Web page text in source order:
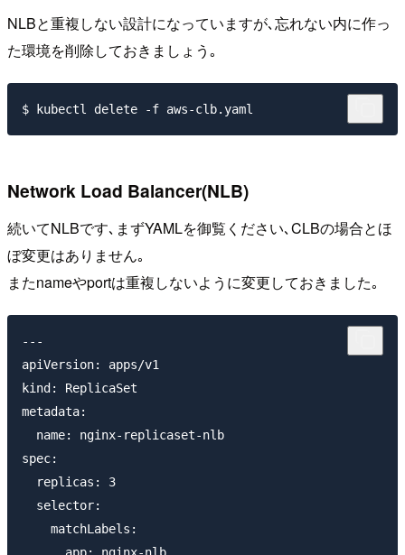
NLBと重複しない設計になっていますが､忘れない内に作っ
た環境を削除しておきましょう｡
Network Load Balancer(NLB)
続いてNLBです､まずYAMLを御覧ください､CLBの場合とほ
ぼ変更はありません｡
またnameやportは重複しないように変更しておきました｡
---
apiVersion: apps/v1
kind: ReplicaSet
metadata:
  name: nginx-replicaset-nlb
spec:
  replicas: 3
  selector:
    matchLabels: